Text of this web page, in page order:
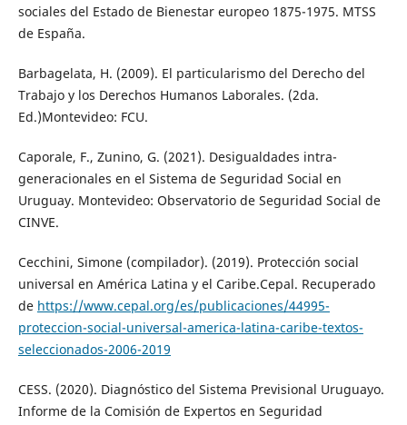
sociales del Estado de Bienestar europeo 1875-1975. MTSS
de España.
Barbagelata, H. (2009). El particularismo del Derecho del
Trabajo y los Derechos Humanos Laborales. (2da.
Ed.)Montevideo: FCU.
Caporale, F., Zunino, G. (2021). Desigualdades intra-
generacionales en el Sistema de Seguridad Social en
Uruguay. Montevideo: Observatorio de Seguridad Social de
CINVE.
Cecchini, Simone (compilador). (2019). Protección social
universal en América Latina y el Caribe.Cepal. Recuperado
de https://www.cepal.org/es/publicaciones/44995-
proteccion-social-universal-america-latina-caribe-textos-
seleccionados-2006-2019
CESS. (2020). Diagnóstico del Sistema Previsional Uruguayo.
Informe de la Comisión de Expertos en Seguridad